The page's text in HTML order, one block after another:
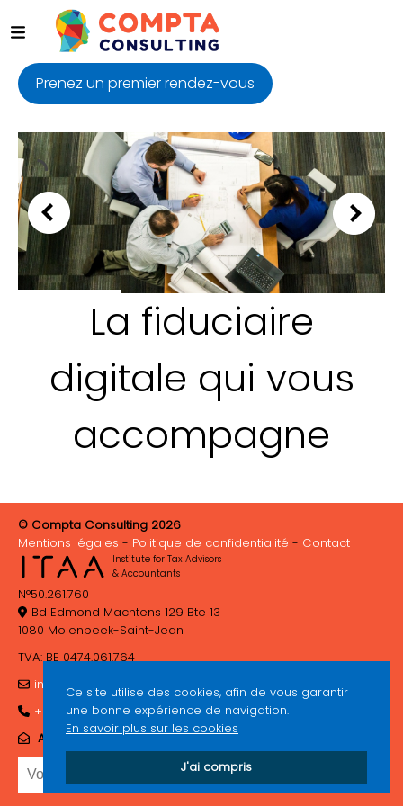
Prenez un premier rendez-vous
La fiduciaire
digitale qui vous
accompagne
© Compta Consulting 2026
Mentions légales
Politique de confidentialité Contact
Institute for Tax Advisors
& Accountants
N°50.261.760
Bd Edmond Machtens 129 Bte 13
1080 Molenbeek-Saint-Jean
TVA: BE 0474.061.764
info@comptaconsulting.be
+32 (0)2 410 37 67
ABONNEZ-VOUS À NOTRE NEWSLETTER
Ce site utilise des cookies, afin de vous garantir
une bonne expérience de navigation.
En savoir plus sur les cookies
J'ai compris